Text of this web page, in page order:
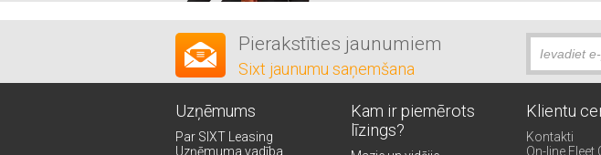
Pierakstīties jaunumiem
Sixt jaunumu saņemšana
Uzņēmums
Par SIXT Leasing
Uzņēmuma vadība
Kam ir piemērots
līzings?
Klientu
Kontakti
On-line Fleet